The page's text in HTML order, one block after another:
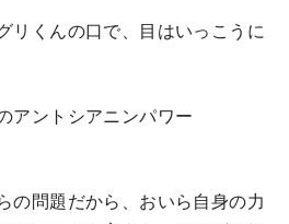
リくんの口で、目はいっこうに
アントシアニンパワー
の問題だから、おいら自身の力